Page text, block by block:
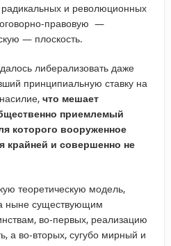
радикальных и революционных
правовую —
— плоскость.
либерализовать даже
принципиальную ставку на
что мешает
приемлемый
которого вооруженное
крайней и совершенно не
теоретическую модель,
ныне существующим
во-первых, реализацию
а во-вторых, сугубо мирный и